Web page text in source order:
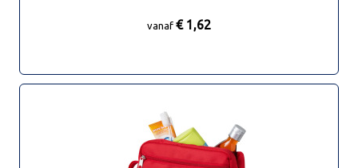
vanaf € 1,62